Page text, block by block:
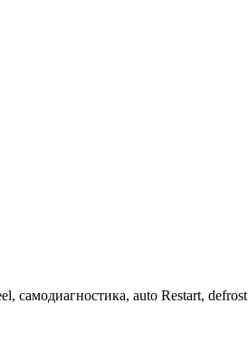
самодиагностика, auto Restart, defrost